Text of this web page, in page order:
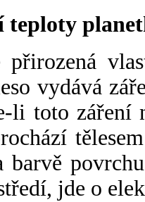
teploty
vydává
li toto záření
jde o